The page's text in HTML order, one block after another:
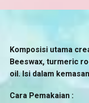
Komposisi utama
Beeswax, turmeric
oil. Isi dalam
Cara Pemakaian :